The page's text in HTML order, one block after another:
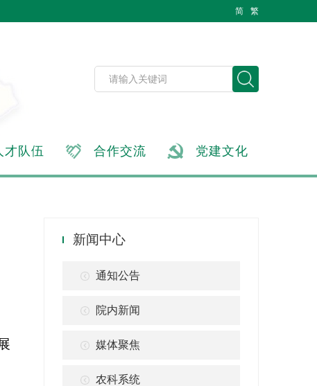
繁
简
才队伍 合作交流 党建文化
新闻中心
通知公告
院内新闻
媒体聚焦
农科系统